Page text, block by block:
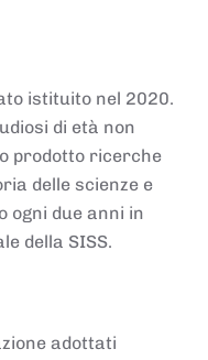
istituito nel 2020.
di età non
prodotto ricerche
delle scienze e
ogni due anni in
della SISS.
adottati